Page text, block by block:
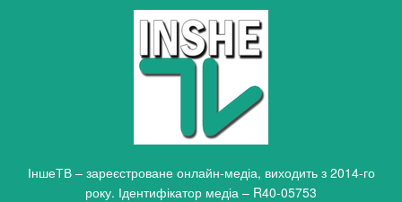
ІншеТВ – зареєстроване онлайн-медіа, виходить з 2014-го
року. Ідентифікатор медіа – R40-05753